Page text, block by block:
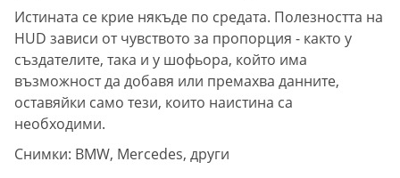
Истината се крие някъде по средата. Полезността на
HUD зависи от чувството за пропорция - както у
създателите, така и у шофьора, който има
възможност да добавя или премахва данните,
оставяйки само тези, които наистина са
необходими.
Снимки: BMW, Mercedes, други